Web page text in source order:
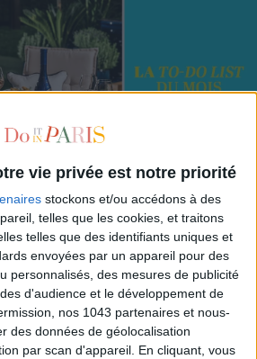
vie privée est notre priorité
stockons et/ou accédons à des
telles que les cookies, et traitons
telles que des identifiants uniques et
envoyées par un appareil pour des
personnalisés, des mesures de publicité
d'audience et le développement de
nos 1043 partenaires et nous-
des données de géolocalisation
par scan d'appareil. En cliquant, vous
DEVEZ FAIRE À PARIS EN AOÛT